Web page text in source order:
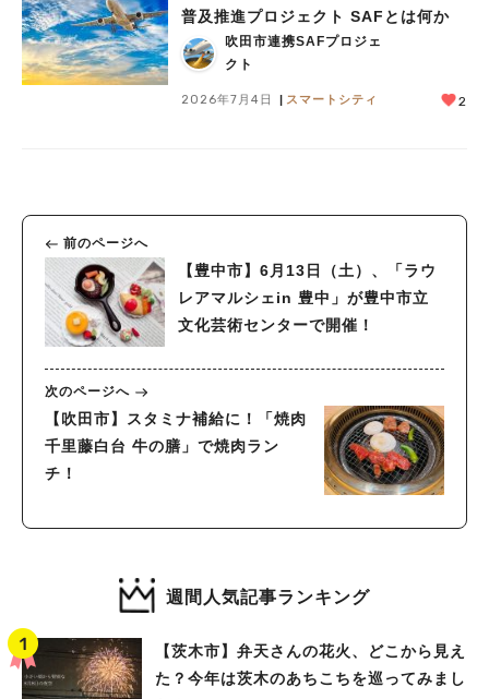
普及推進プロジェクト SAFとは何か
吹田市連携SAFプロジェ
クト
2026年7月4日 スマートシティ 2
前のページへ
【豊中市】6月13日（土）、「ラウ
レアマルシェin 豊中」が豊中市立
文化芸術センターで開催！
次のページへ
【吹田市】スタミナ補給に！「焼肉
千里藤白台 牛の膳」で焼肉ラン
チ！
週間人気記事ランキング
【茨木市】弁天さんの花火、どこから見え
た？今年は茨木のあちこちを巡ってみまし